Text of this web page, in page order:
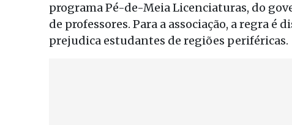
programa Pé-de-Meia Licenciaturas, do
de professores. Para a associação, a regra
prejudica estudantes de regiões periféricas.